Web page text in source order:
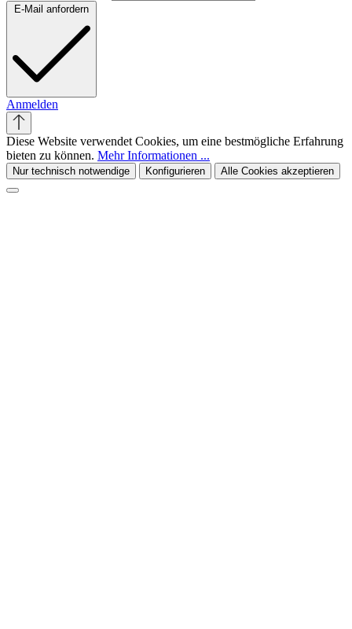
E-Mail anfordern
Anmelden
Diese Website verwendet Cookies, um eine bestmögliche Erfahrung
bieten zu können. Mehr Informationen ...
Nur technisch notwendige Konfigurieren Alle Cookies akzeptieren